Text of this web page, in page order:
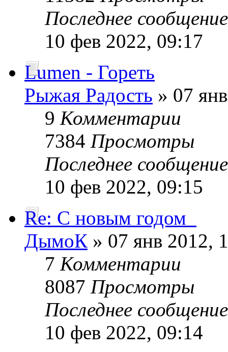
Последнее
10 фев 2022, 09:17
Lumen - Гореть
Рыжая Радость » 07
9 Комментарии
7384 Просмотры
Последнее
10 фев 2022, 09:15
Re: С новым годом_
ДымоК » 07 янв 2012,
7 Комментарии
8087 Просмотры
Последнее
10 фев 2022, 09:14